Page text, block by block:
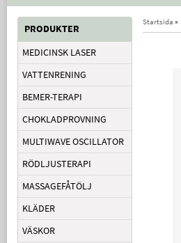
PRODUKTER
MEDICINSK LASER
VATTENRENING
BEMER-TERAPI
CHOKLADPROVNING
MULTIWAVE OSCILLATOR
RÖDLJUSTERAPI
MASSAGEFÅTÖLJ
KLÄDER
VÄSKOR
Startsida »